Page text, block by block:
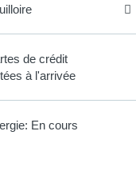
de crédit
à l'arrivée
En cours